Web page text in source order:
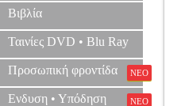
Βιβλία
Ταινίες DVD • Blu Ray
Προσωπική φροντίδα ΝΕΟ
Ενδυση • Υπόδηση ΝΕΟ